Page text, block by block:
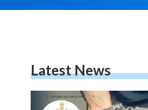
Latest News